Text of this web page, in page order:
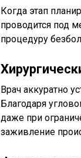
Когда этап
проводится под
процедуру
Врач аккуратно
Благодаря
даже при
заживление